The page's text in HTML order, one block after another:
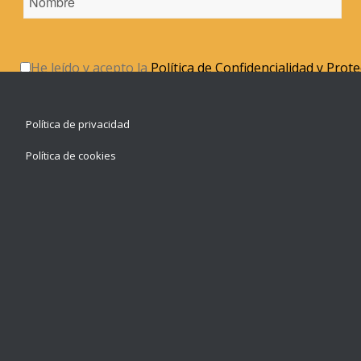
He leído y acepto laPolítica de Confidencialidad y
Política de privacidad
Política de cookies